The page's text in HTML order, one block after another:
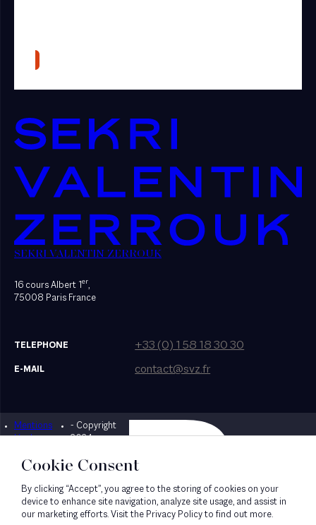
Presse
SEKRI VALENTIN ZERROUK
16 cours Albert 1er,
75008 Paris France
TELEPHONE +33 (0) 1 58 18 30 30
E-MAIL contact@svz.fr
Mentions
légales
- Copyright
2024
Designed by Bonhomme
Cookie Consent
By clicking “Accept”, you agree to the storing of cookies on your
device to enhance site navigation, analyze site usage, and assist in
our marketing efforts. Visit the Privacy Policy to find out more.